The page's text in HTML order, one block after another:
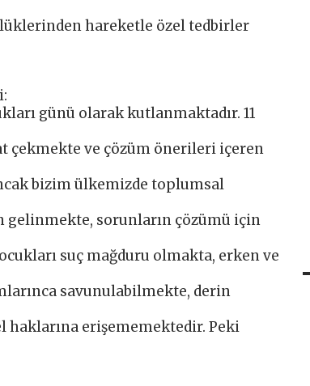
hareketle özel tedbirler
günü olarak kutlanmaktadır. 11
çekmekte ve çözüm önerileri içeren
bizim ülkemizde toplumsal
gelinmekte, sorunların çözümü için
suç mağduru olmakta, erken ve
savunulabilmekte, derin
erişememektedir. Peki